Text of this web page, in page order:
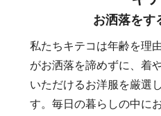
お洒落をす
私たちキテコは年齢を理
がお洒落を諦めずに、着
いただけるお洋服を厳選
す。毎日の暮らしの中に